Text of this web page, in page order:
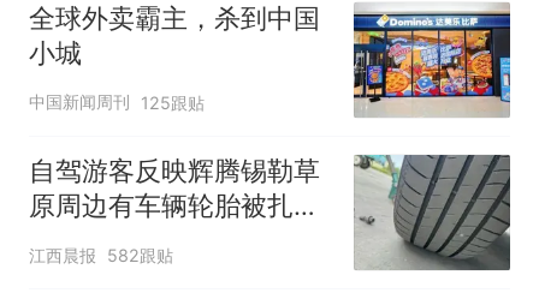
全球外卖霸主，杀到中国
小城
中国新闻周刊 125跟贴
自驾游客反映辉腾锡勒草
原周边有车辆轮胎被扎，
修理店铺换胎价格高达千
元，官方发布情况通报
江西晨报 582跟贴